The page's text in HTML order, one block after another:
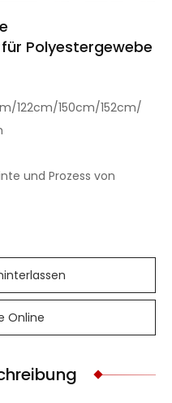
Polyestergewebe
122cm/150cm/152cm/
und Prozess von
Online